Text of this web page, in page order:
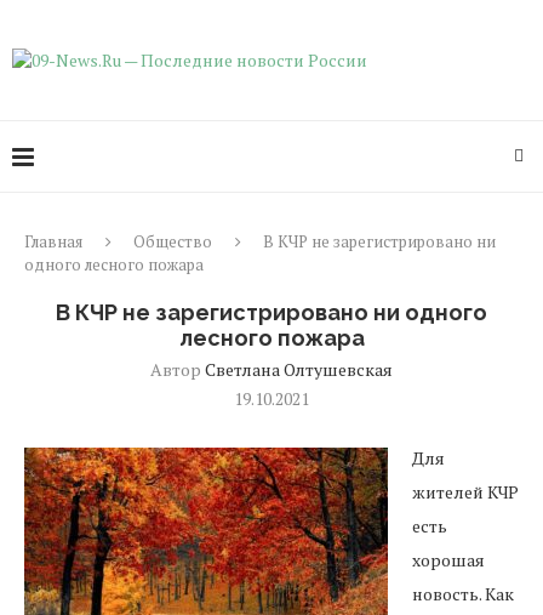
Главная Общество
В КЧР не зарегистрировано ни
одного лесного пожара
В КЧР не зарегистрировано ни одного
лесного пожара
Автор Светлана Олтушевская
19.10.2021
Для
жителей КЧР
есть
хорошая
новость. Как